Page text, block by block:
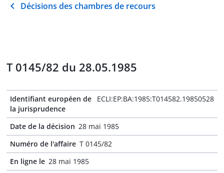
Décisions des chambres de recours
T 0145/82 du 28.05.1985
Identifiant européen de
la jurisprudence
ECLI:EP:BA:1985:T014582.19850528
Date de la décision 28 mai 1985
Numéro de l'affaire T 0145/82
En ligne le 28 mai 1985